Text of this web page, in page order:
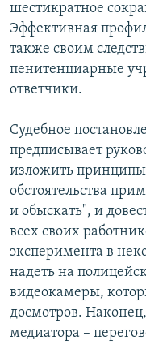
шестикратное
Эффективная
также своим
пенитенциарные
ответчики.
Судебное
предписывает
изложить
обстоятельства
и обыскать", и
всех своих
эксперимента в
надеть на
видеокамеры,
досмотров.
медиатора –